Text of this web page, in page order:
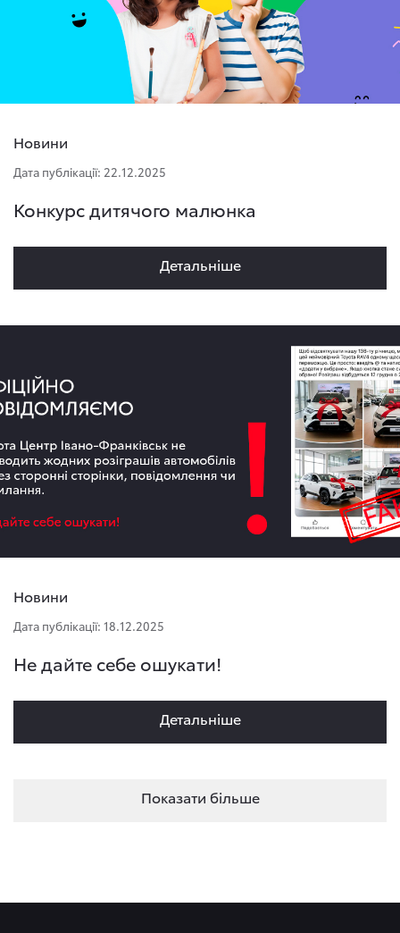
Новини
Дата публікації: 22.12.2025
Конкурс дитячого малюнка
Детальнiше
Новини
Дата публікації: 18.12.2025
Не дайте себе ошукати!
Детальнiше
Показати більше